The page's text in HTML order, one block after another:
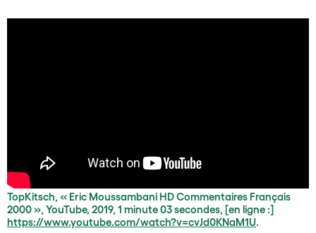
TopKitsch, « Eric Moussambani HD Commentaires Français
2000 », YouTube, 2019, 1 minute 03 secondes, [en ligne :]
https://www.youtube.com/watch?v=cvJd0KNaM1U.